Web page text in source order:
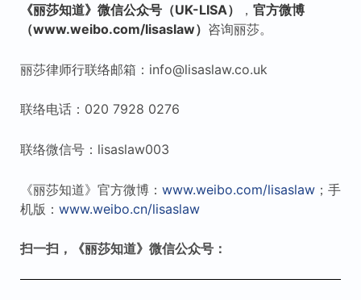
《丽莎知道》微信公众号（UK-LISA）
， 官方微博
（www.weibo.com/lisaslaw） 咨询丽莎。
丽莎律师行联络邮箱：info@lisaslaw.co.uk
联络电话：020 7928 0276
联络微信号：lisaslaw003
《丽莎知道》官方微博： www.weibo.com/lisaslaw；手
机版： www.weibo.cn/lisaslaw
扫一扫，《丽莎知道》微信公众号：